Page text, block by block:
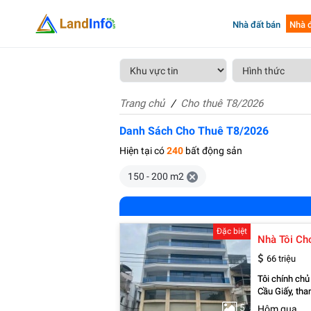
Nhà đất bán Nhà
Trang chủ Cho thuê T8/2026
Danh Sách Cho Thuê T8/2026
Hiện tại có240 bất động sản
150 - 200 m2
5
Đặc biệt
Nhà Tôi
66 triệu
Tôi chính
Cầu Giấy,
0948646783